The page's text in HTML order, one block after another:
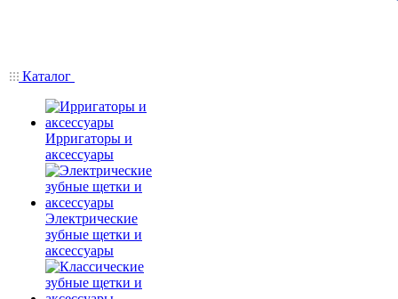
Каталог
Ирригаторы и
аксессуары
Электрические
зубные щетки и
аксессуары